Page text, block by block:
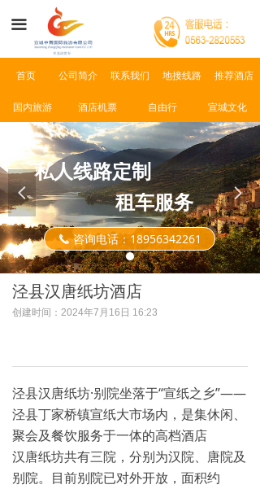
私人线路定制
租车服务
끅 咨询电话：18956342261
넳 넲
首页 公司简介 联系我们 地接线路 推荐酒店
国内旅游 酒店机票 自由行 宣城文化
끀
首页
公司简介
新闻资讯
联系我们
泾县汉唐纸坊酒店
创建时间： 2024年7月16日 16:23
泾县汉唐纸坊·别院坐落于“宣纸之乡”——
泾县丁家桥镇宣纸大市场内，是集休闲、
聚会及餐饮服务于一体的高档酒店
汉唐纸坊共有三院，分别为汉院、唐院及
别院。目前别院已对外开放，面积约